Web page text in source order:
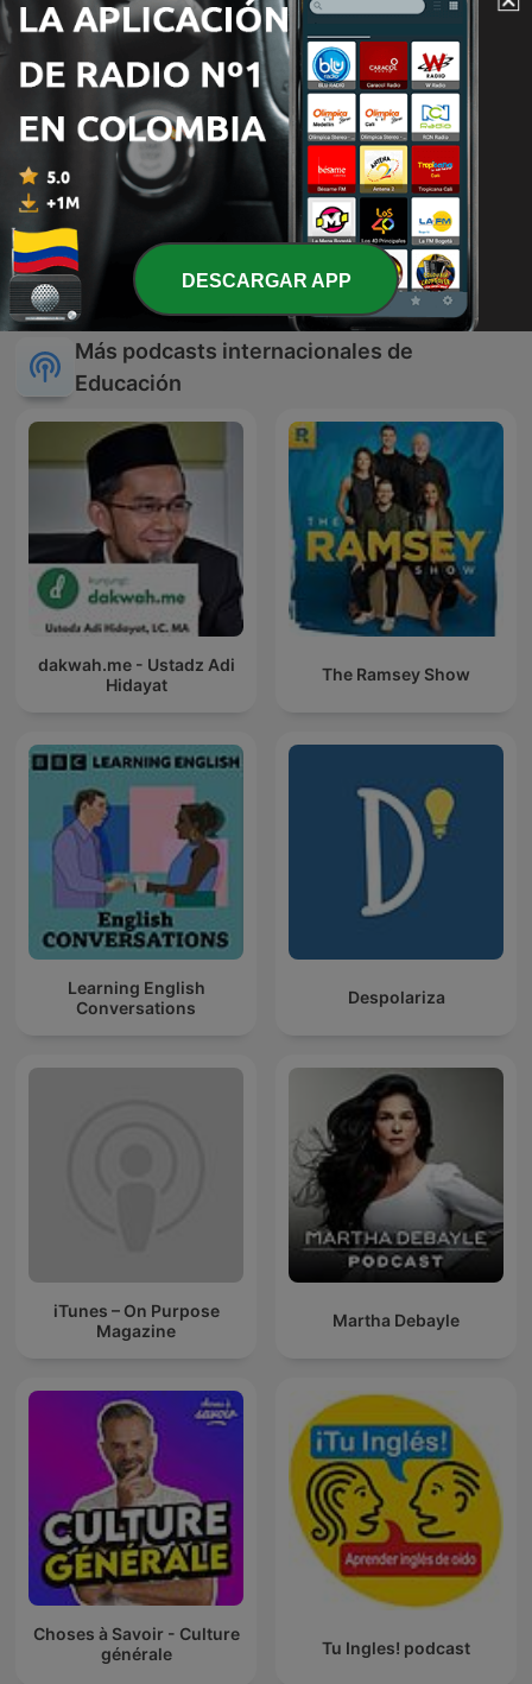
Ciencia y genios -
Cienciaes.com
Denzel Washington
Motivational Speech
Más podcasts internacionales de
Educación
dakwah.me - Ustadz Adi
Hidayat
The Ramsey Show
Learning English
Conversations
Despolariza
iTunes – On Purpose
Magazine
Martha Debayle
Choses à Savoir - Culture
générale
Tu Ingles! podcast
DESCARGAR APP